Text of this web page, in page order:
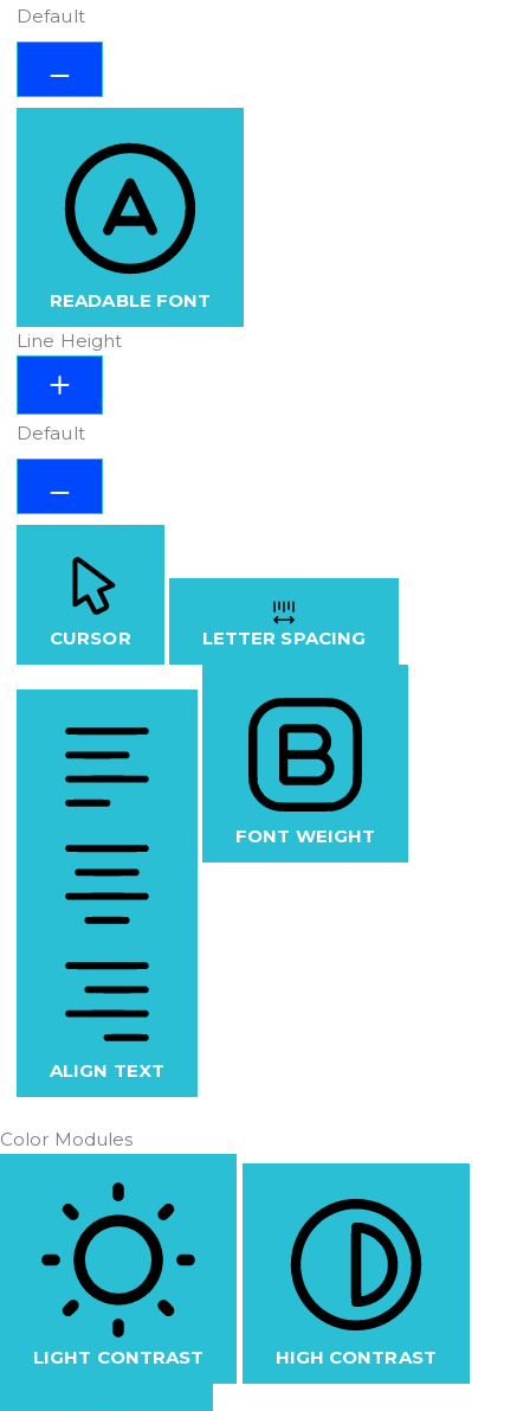
Default
READABLE FONT
Line Height
Default
CURSOR LETTER SPACING
ALIGN TEXT
FONT WEIGHT
Color Modules
LIGHT CONTRAST HIGH CONTRAST